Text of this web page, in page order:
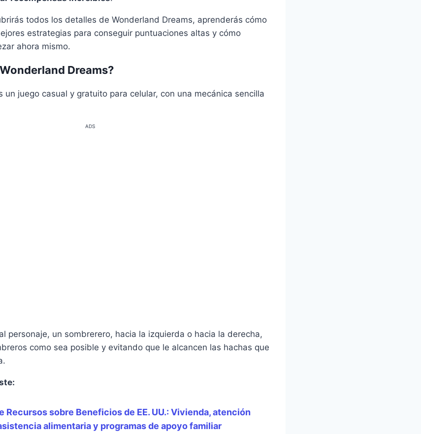
todos los detalles de Wonderland Dreams, aprenderás cómo
estrategias para conseguir puntuaciones altas y cómo
ahora mismo.
Dreams?
un juego casual y gratuito para celular, con una mecánica sencilla
ADS
personaje, un sombrerero, hacia la izquierda o hacia la derecha,
como sea posible y evitando que le alcancen las hachas que
Recursos sobre Beneficios de EE. UU.: Vivienda, atención
alimentaria y programas de apoyo familiar